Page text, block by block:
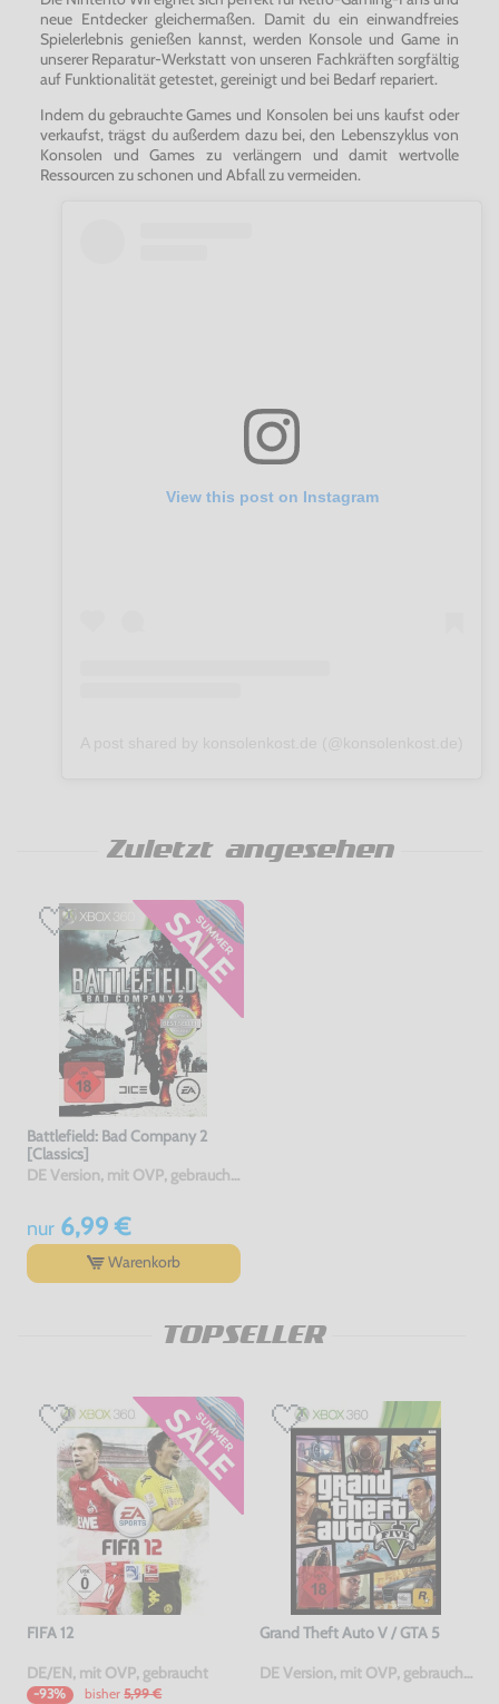
neue Entdecker gleichermaßen. Damit du ein einwandfreies
Spielerlebnis genießen kannst, werden Konsole und Game in
unserer Reparatur-Werkstatt von unseren Fachkräften sorgfältig
auf Funktionalität getestet, gereinigt und bei Bedarf repariert.
Indem du gebrauchte Games und Konsolen bei uns kaufst oder
verkaufst, trägst du außerdem dazu bei, den Lebenszyklus von
Konsolen und Games zu verlängern und damit wertvolle
Ressourcen zu schonen und Abfall zu vermeiden.
View this post on Instagram
Zuletzt angesehen
Battlefield: Bad Company 2
[Classics]
DE Version, mit OVP, gebraucht, USK18
nur6,99 €
Warenkorb
TOPSELLER
FIFA 12
DE/EN, mit OVP, gebraucht
-93% bisher 5,99 €
Grand Theft Auto V / GTA 5
DE Version, mit OVP, gebraucht, USK18